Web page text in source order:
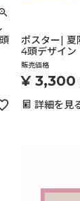
ポスター|
4頭デザイン
販売価格
¥ 3,300
詳細を見